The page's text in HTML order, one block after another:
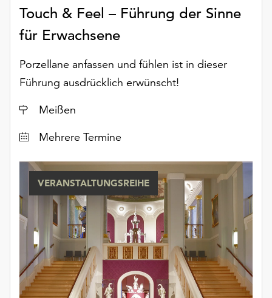
Einstellungen
über
die
„Auswählen“.
Informationen
finden
Sie
unserer
Datenschutzerklärung
dem
Impressum
Touch & Feel – Führung der Sinne
für Erwachsene
Porzellane anfassen und fühlen ist in dieser
Führung ausdrücklich erwünscht!
Ort
Meißen
DatumMehrere Termine
VERANSTALTUNGSREIHE